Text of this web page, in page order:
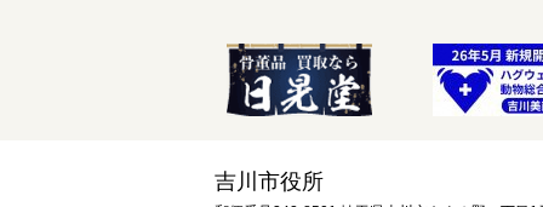
吉川市役所